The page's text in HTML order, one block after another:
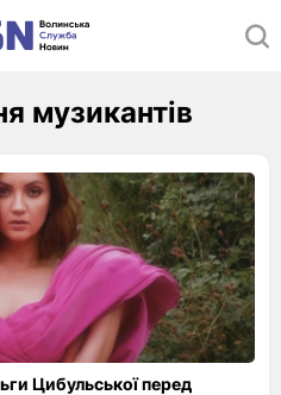
музикантів
Цибульської перед